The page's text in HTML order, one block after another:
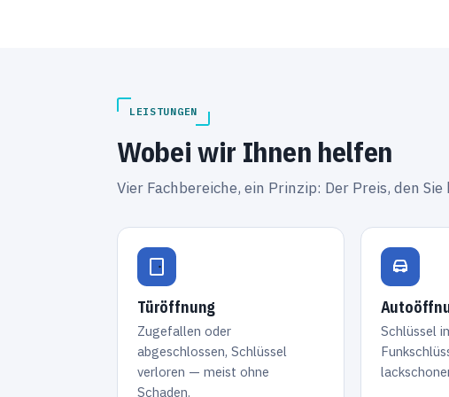
LEISTUNGEN
Wobei wir Ihnen helfen
Vier Fachbereiche, ein Prinzip: Der Preis, den
Türöffnung
Zugefallen oder
abgeschlossen, Schlüssel
verloren — meist ohne
Schaden.
Schlüssel